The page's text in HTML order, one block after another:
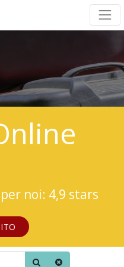
noi: 4,9 stars